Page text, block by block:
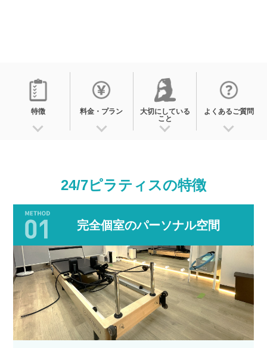
特徴 料金・プラン
大切にしている
こと
よくあるご質問
24/7ピラティスの特徴
完全個室のパーソナル空間